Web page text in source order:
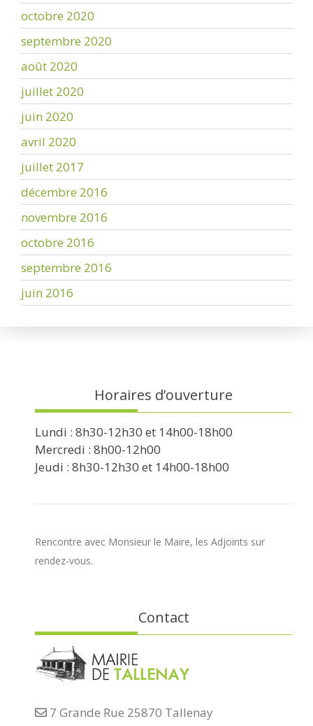
octobre 2020
septembre 2020
août 2020
juillet 2020
juin 2020
avril 2020
juillet 2017
décembre 2016
novembre 2016
octobre 2016
septembre 2016
juin 2016
Horaires d’ouverture
Lundi : 8h30-12h30 et 14h00-18h00
Mercredi : 8h00-12h00
Jeudi : 8h30-12h30 et 14h00-18h00
Rencontre avec Monsieur le Maire, les Adjoints sur
rendez-vous.
Contact
7 Grande Rue 25870 Tallenay